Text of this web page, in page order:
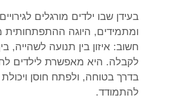
בעידן שבו ילדים מורגלים
ומתמידים, היוגה ההתפתחותית
חשוב: איזון בין תנועה לשהייה,
לקבלה. היא מאפשרת לילדים
בדרך בטוחה, ולפתח חוסן
להתמודד.